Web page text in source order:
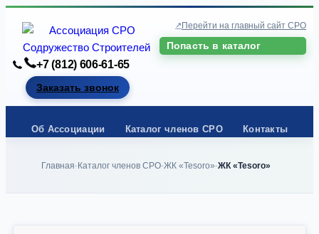
Перейти на главный сайт СРО
Попасть в каталог
+7 (812) 606-61-65
Заказать звонок
Об Ассоциации Каталог членов СРО Контакты
Главная- Каталог членов СРО-ЖК «Tesoro»-ЖК «Tesoro»